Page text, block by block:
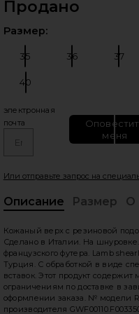
слайды
Продано
Размер:
Размер:
35 Размер:
36 37
40
электронная
почта
меня
Или отправьте запрос на
Описание
Размер О
Кожаный верх с резиновой
Сделано в Италии. На
французского футера. Lamb
Турция. С обработкой в виде
вставок. Этот продукт
ограничениям по доставке в
оформлении заказа. № модели
производителя